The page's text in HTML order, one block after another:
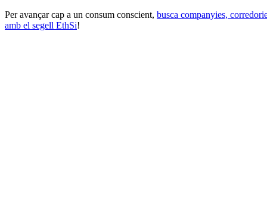
Per avançar cap a un consum conscient, busca companyies,
amb el segell EthSi!